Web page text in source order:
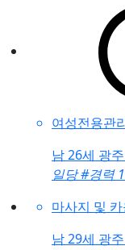
여성전용관
남26세 광
일당#경력
마사지 및
남29세 광